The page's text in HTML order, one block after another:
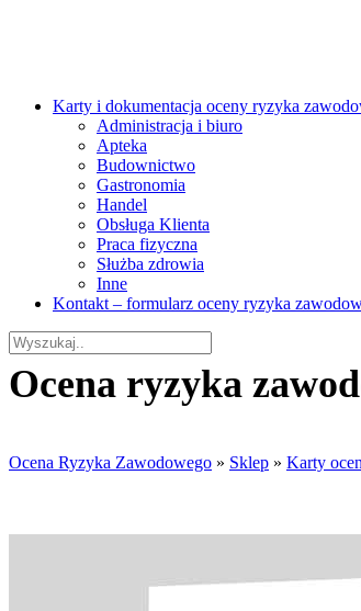
Karty i dokumentacja oceny ryzyka
Administracja i biuro
Apteka
Budownictwo
Gastronomia
Handel
Obsługa Klienta
Praca fizyczna
Służba zdrowia
Inne
Kontakt – formularz oceny ryzyka
Ocena ryzyka
Ocena Ryzyka Zawodowego » Sklep » Karty